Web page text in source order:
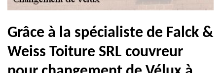
Grâce à la spécialiste de Falck &
Weiss Toiture SRL couvreur